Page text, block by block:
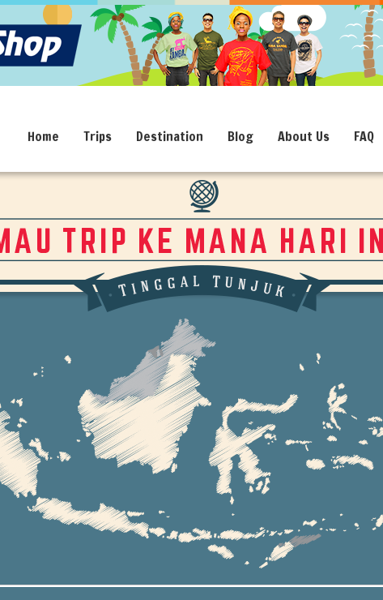
Home Trips Destination Blog About Us FAQ